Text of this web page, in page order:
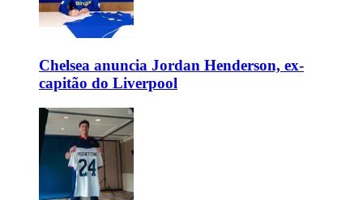
Chelsea anuncia Jordan Henderson, ex-
capitão do Liverpool